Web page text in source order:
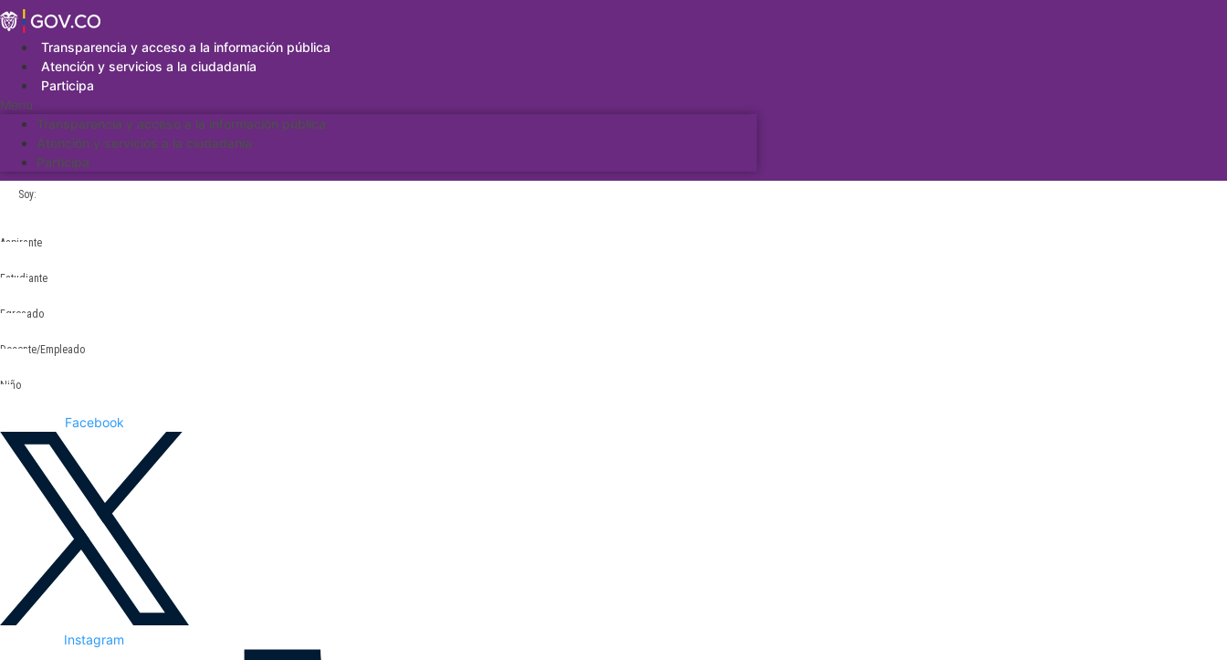
Saltar
al
contenidoTransparencia y acceso a la información pública
Atención y servicios a la ciudadanía
Participa
Menu
Transparencia y acceso a la información pública
Atención y servicios a la ciudadanía
Participa
Soy:
Aspirante
Estudiante
Egresado
Docente/Empleado
Niño
Facebook
Instagram